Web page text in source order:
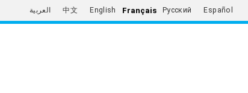
العربية 中文 English Français Русский Español